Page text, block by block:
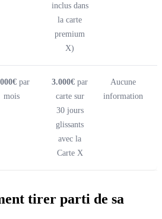
inclus dans
la carte
premium
X)
par
mois
3.000€ par
carte sur
30 jours
glissants
avec la
Carte X
Aucune
information
tirer parti de sa